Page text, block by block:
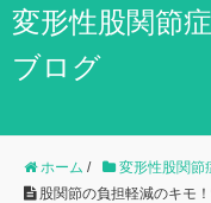
変形性股関節
ブログ
ホーム / 変形性股関節
股関節の負担軽減のキモ